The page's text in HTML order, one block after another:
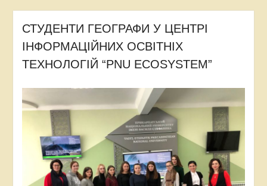
СТУДЕНТИ ГЕОГРАФИ У ЦЕНТРІ
ІНФОРМАЦІЙНИХ ОСВІТНІХ
ТЕХНОЛОГІЙ “PNU ECOSYSTEM”